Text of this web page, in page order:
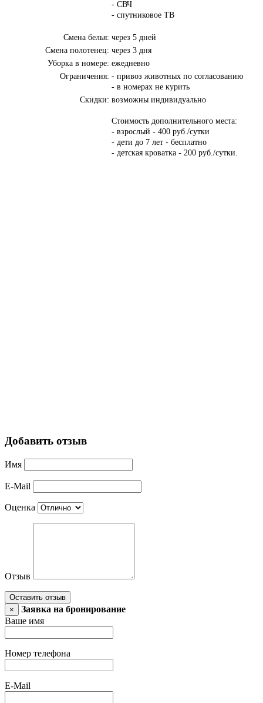
- СВЧ
- спутниковое ТВ
Смена белья: через 5 дней
Смена полотенец: через 3 дня
Уборка в номере: ежедневно
Ограничения: - привоз животных по согласованию
- в номерах не курить
Скидки: возможны индивидуально
Стоимость дополнительного места:
- взрослый - 400 руб./сутки
- дети до 7 лет - бесплатно
- детская кроватка - 200 руб./сутки.
Добавить отзыв
Имя
E-Mail
Оценка
Отзыв
Оставить отзыв
×
Заявка на бронирование
Ваше имя
Номер телефона
E-Mail